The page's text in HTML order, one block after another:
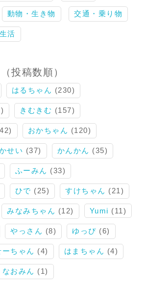
動物・生き物 交通・乗り物
活
投稿数順）
はるちゃん (230)
きむきむ (157)
おかちゃん (120)
せい (37) かんかん (35)
ふーみん (33)
ひで (25) すけちゃん (21)
みなみちゃん (12) Yumi (11)
やっさん (8) ゆっぴ (6)
ーちゃん (4) はまちゃん (4)
なおみん (1)